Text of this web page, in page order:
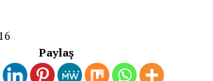
Paylaş